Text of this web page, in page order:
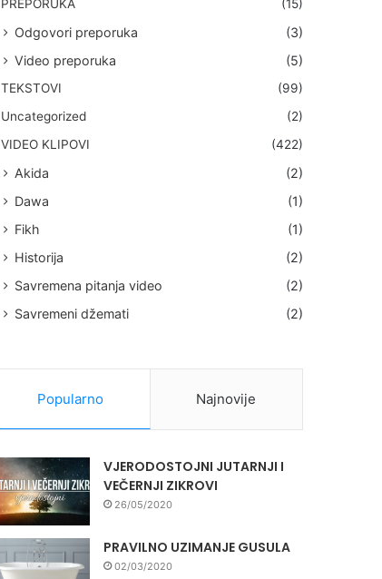
PREPORUKA (15)
Odgovori preporuka
(3)
Video preporuka
(5)
TEKSTOVI
(99)
Uncategorized
(2)
VIDEO KLIPOVI
(422)
Akida
(2)
Dawa
(1)
Fikh
(1)
Historija
(2)
Savremena pitanja video
(2)
Savremeni džemati
(2)
Popularno Najnovije
VJERODOSTOJNI JUTARNJI I
VEČERNJI ZIKROVI
26/05/2020
PRAVILNO UZIMANJE GUSULA
02/03/2020